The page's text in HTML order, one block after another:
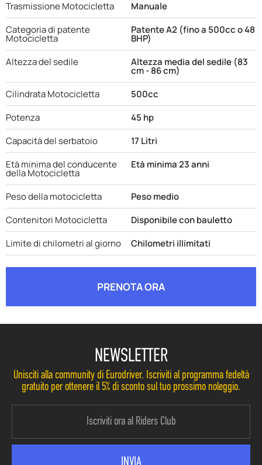
Trasmissione Motocicletta
Manuale
Categoria di patente
Motocicletta
Patente A2 (fino a 500cc o 48
BHP)
Altezza del sedile
Altezza media del sedile (83
cm - 86 cm)
Cilindrata Motocicletta
500cc
Potenza
45 hp
Capacità del serbatoio
17 Litri
Età minima del conducente
della Motocicletta
Età minima 23 anni
Peso della motocicletta
Peso medio
Contenitori Motocicletta
Disponibile con bauletto
Limite di chilometri al giorno
Chilometri illimitati
PRENOTA ORA
NEWSLETTER
Unisciti alla community di Eurodriver. Iscriviti al programma fedeltà
gratuito per ottenere il 5% di sconto sul tuo prossimo noleggio.